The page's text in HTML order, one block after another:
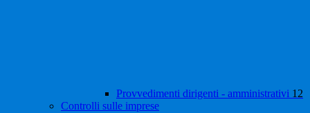
Provvedimenti dirigenti - amministrativi 12
Controlli sulle imprese